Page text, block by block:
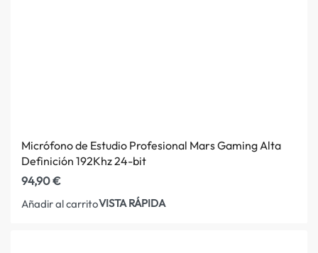
Micrófono de Estudio Profesional Mars Gaming Alta
Definición 192Khz 24-bit
94,90€
Añadir al carritoVISTA RÁPIDA